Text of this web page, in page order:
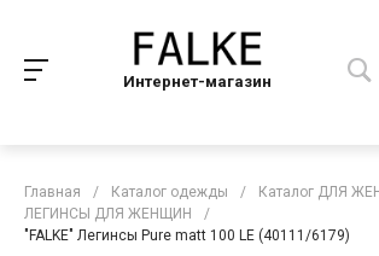
Интернет-магазин
Главная / Каталог одежды / Каталог ДЛЯ
ЛЕГИНСЫ ДЛЯ ЖЕНЩИН
/
"FALKE" Легинсы Pure matt 100 LE (40111/6179)